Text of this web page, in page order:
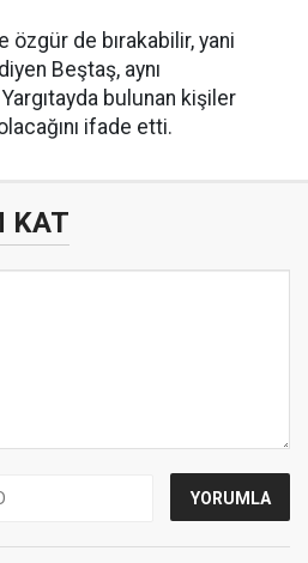
özgür de bırakabilir, yani
Beştaş, aynı
bulunan kişiler
ifade etti.
KAT